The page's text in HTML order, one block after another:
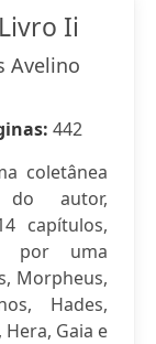
Ii
Avelino
442
coletânea
autor,
capítulos,
por uma
Morpheus,
Hades,
Gaia e